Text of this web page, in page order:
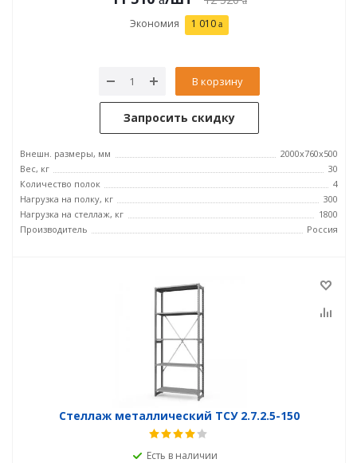
Экономия 1 010
В корзину
Запросить скидку
Внешн. размеры, мм
2000х760х500
Вес, кг
30
Количество полок
4
Нагрузка на полку, кг
300
Нагрузка на стеллаж, кг
1800
Производитель
Россия
Стеллаж металлический ТСУ 2.7.2.5-150
Есть в наличии